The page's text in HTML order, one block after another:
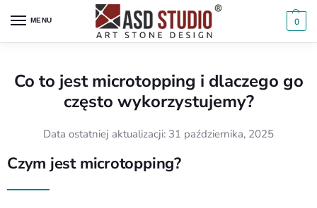
MENU 0
Co to jest microtopping i dlaczego go
często wykorzystujemy?
Data ostatniej aktualizacji: 31 października, 2025
Czym jest microtopping?